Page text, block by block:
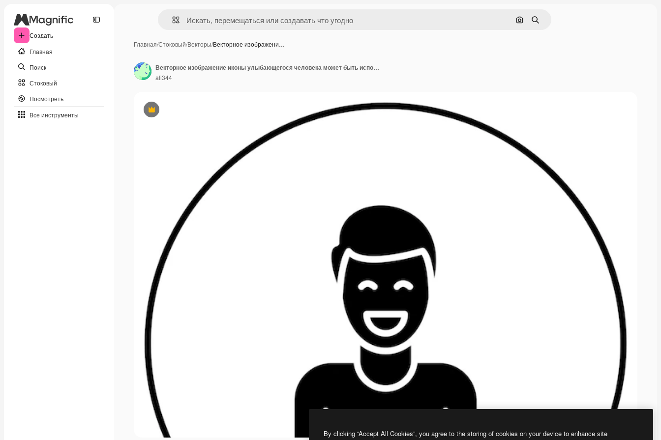
Создать
Главная
Поиск
Стоковый
Посмотреть
Все инструменты
Поиск по изображению
Поиск
Главная/Стоковый/Векторы/Векторное изображени…
Премиум
Векторное изображение иконы улыбающегося человека может быть использовано для стоматологии
ali344
By clicking “Accept All Cookies”, you agree to the storing of cookies on your device to enhance site